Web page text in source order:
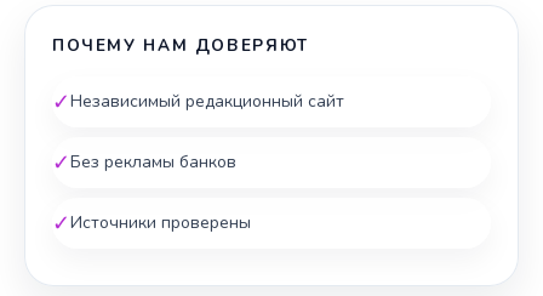
ПОЧЕМУ НАМ ДОВЕРЯЮТ
✓Независимый редакционный сайт
✓Без рекламы банков
✓Источники проверены